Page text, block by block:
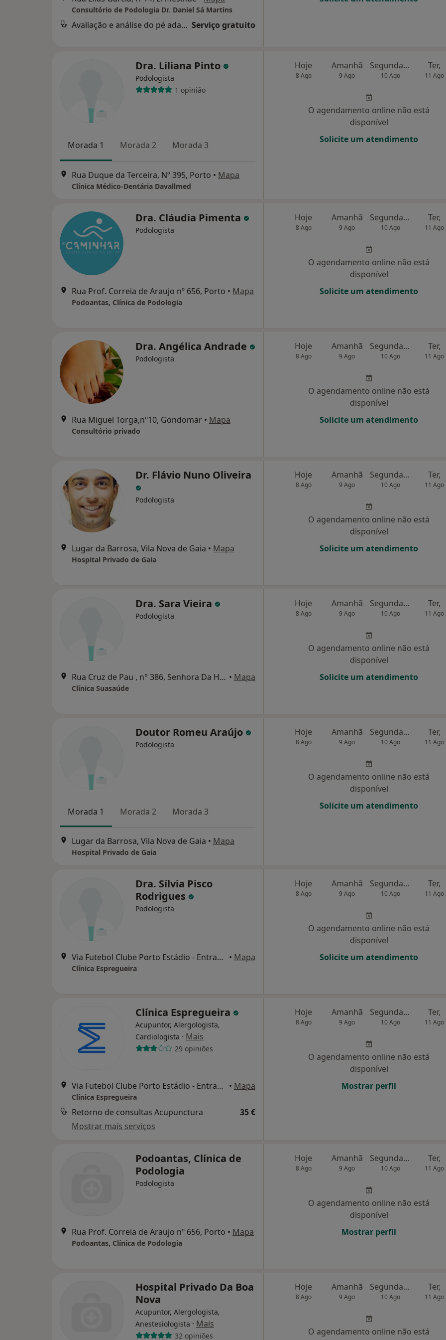
Consultório de Podologia Dr. Daniel Sá Martins
Avaliação e análise do pé adaptado a cada situação profissional Serviço gratuito
Dra. Liliana Pinto
Podologista
1 opinião
Morada 1 Morada 2 Morada 3
Rua Duque da Terceira, Nº 395, Porto • Mapa
Clínica Médico-Dentária Davallmed
Hoje
8 Ago
Amanhã
9 Ago
Segunda-feira
10 Ago
Ter,
11 Ago
O agendamento online não está
disponível
Solicite um atendimento
Dra. Cláudia Pimenta
Podologista
Rua Prof. Correia de Araujo nº 656, Porto • Mapa
Podoantas, Clínica de Podologia
Hoje
8 Ago
Amanhã
9 Ago
Segunda-feira
10 Ago
Ter,
11 Ago
O agendamento online não está
disponível
Solicite um atendimento
Dra. Angélica Andrade
Podologista
Rua Miguel Torga,nº10, Gondomar • Mapa
Consultório privado
Hoje
8 Ago
Amanhã
9 Ago
Segunda-feira
10 Ago
Ter,
11 Ago
O agendamento online não está
disponível
Solicite um atendimento
Dr. Flávio Nuno Oliveira
Podologista
Lugar da Barrosa, Vila Nova de Gaia • Mapa
Hospital Privado de Gaia
Hoje
8 Ago
Amanhã
9 Ago
Segunda-feira
10 Ago
Ter,
11 Ago
O agendamento online não está
disponível
Solicite um atendimento
Dra. Sara Vieira
Podologista
Rua Cruz de Pau , n° 386, Senhora Da Hora • Mapa
Clínica Suasaúde
Hoje
8 Ago
Amanhã
9 Ago
Segunda-feira
10 Ago
Ter,
11 Ago
O agendamento online não está
disponível
Solicite um atendimento
Doutor Romeu Araújo
Podologista
Morada 1 Morada 2 Morada 3
Lugar da Barrosa, Vila Nova de Gaia • Mapa
Hospital Privado de Gaia
Hoje
8 Ago
Amanhã
9 Ago
Segunda-feira
10 Ago
Ter,
11 Ago
O agendamento online não está
disponível
Solicite um atendimento
Dra. Sílvia Pisco
Rodrigues
Podologista
Via Futebol Clube Porto Estádio - Entrada Nascente, piso -3, Porto • Mapa
Clínica Espregueira
Hoje
8 Ago
Amanhã
9 Ago
Segunda-feira
10 Ago
Ter,
11 Ago
O agendamento online não está
disponível
Solicite um atendimento
Clínica Espregueira
Acupuntor, Alergologista,
Cardiologista · Mais
29 opiniões
Via Futebol Clube Porto Estádio - Entrada Nascente, piso -3, Porto • Mapa
Clínica Espregueira
Retorno de consultas Acupunctura
35 €
Mostrar mais serviços
Hoje
8 Ago
Amanhã
9 Ago
Segunda-feira
10 Ago
Ter,
11 Ago
O agendamento online não está
disponível
Mostrar perfil
Podoantas, Clínica de
Podologia
Podologista
Rua Prof. Correia de Araujo nº 656, Porto • Mapa
Podoantas, Clínica de Podologia
Hoje
8 Ago
Amanhã
9 Ago
Segunda-feira
10 Ago
Ter,
11 Ago
O agendamento online não está
disponível
Mostrar perfil
Hospital Privado Da Boa
Nova
Acupuntor, Alergologista,
Anestesiologista · Mais
32 opiniões
Hoje
8 Ago
Amanhã
9 Ago
Segunda-feira
10 Ago
Ter,
11 Ago
O agendamento online não está